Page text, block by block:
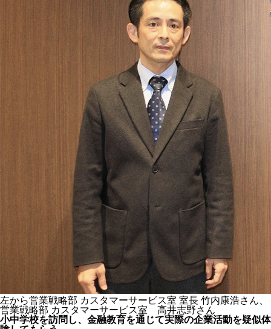
左から営業戦略部 カスタマーサービス室 室長 竹内康浩さん、
営業戦略部 カスタマーサービス室 高井志野さん
小中学校を訪問し、金融教育を通じて実際の企業活動を疑似体